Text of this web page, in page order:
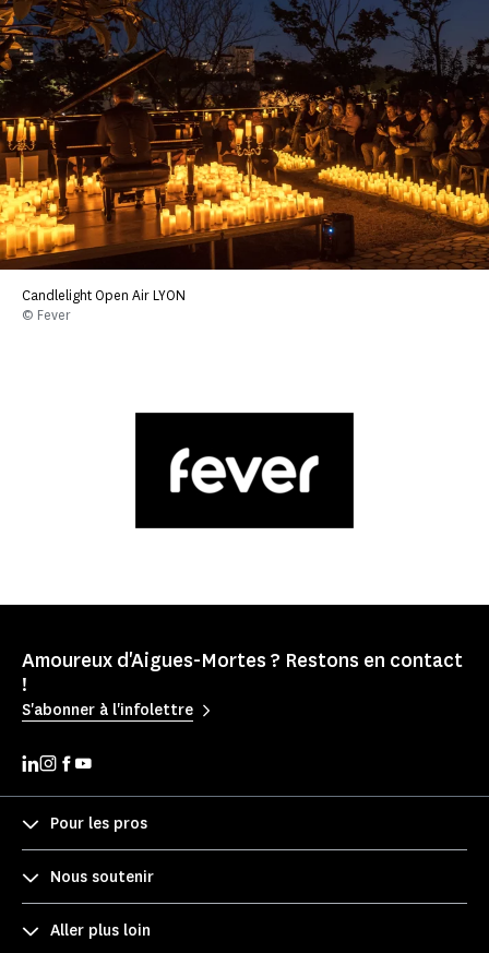
Candlelight Open Air LYON
© Fever
Amoureux d'Aigues-Mortes ? Restons en contact
!
S'abonner à l'infolettre
Pour les pros
Nous soutenir
Aller plus loin